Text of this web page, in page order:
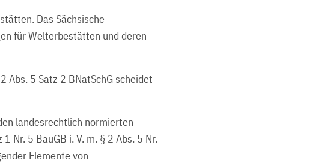
Das Sächsische
für Welterbestätten und deren
Abs. 5 Satz 2 BNatSchG scheidet
landesrechtlich normierten
Nr. 5 BauGB i. V. m. § 2 Abs. 5 Nr.
Elemente von